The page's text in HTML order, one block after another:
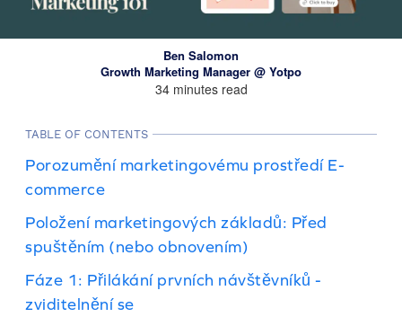
Ben Salomon
Growth Marketing Manager @ Yotpo
34 minutes read
TABLE OF CONTENTS
Porozumění marketingovému prostředí E-
commerce
Položení marketingových základů: Před
spuštěním (nebo obnovením)
Fáze 1: Přilákání prvních návštěvníků -
zviditelnění se